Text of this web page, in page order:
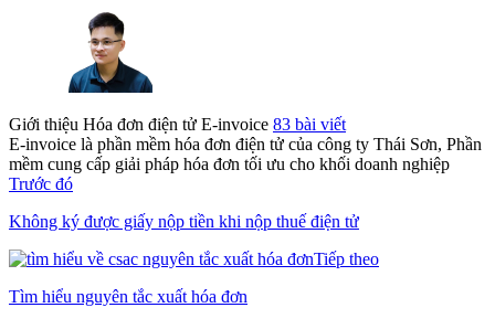
Giới thiệu Hóa đơn điện tử E-invoice 83 bài viết
E-invoice là phần mềm hóa đơn điện tử của công ty Thái Sơn, Phần
mềm cung cấp giải pháp hóa đơn tối ưu cho khối doanh nghiệp
Trước đó
Không ký được giấy nộp tiền khi nộp thuế điện tử
Tiếp theo
Tìm hiểu nguyên tắc xuất hóa đơn